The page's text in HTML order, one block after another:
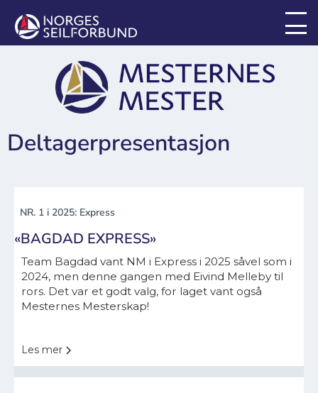
Deltagerpresentasjon
NR. 1 i 2025: Express
«BAGDAD EXPRESS»
Team Bagdad vant NM i Express i 2025 såvel som i
2024, men denne gangen med Eivind Melleby til
rors. Det var et godt valg, for laget vant også
Mesternes Mesterskap!
Les mer